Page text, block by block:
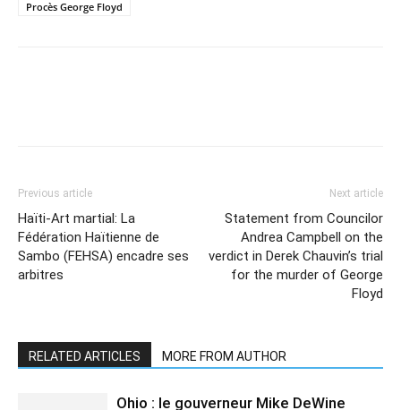
Procès George Floyd
Previous article
Haïti-Art martial: La
Fédération Haïtienne de
Sambo (FEHSA) encadre ses
arbitres
Next article
Statement from Councilor
Andrea Campbell on the
verdict in Derek Chauvin’s trial
for the murder of George
Floyd
RELATED ARTICLES MORE FROM AUTHOR
Ohio : le gouverneur Mike DeWine